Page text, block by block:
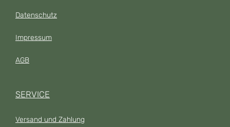
Datenschutz
Impressum
AGB
SERVICE
Versand und Zahlung